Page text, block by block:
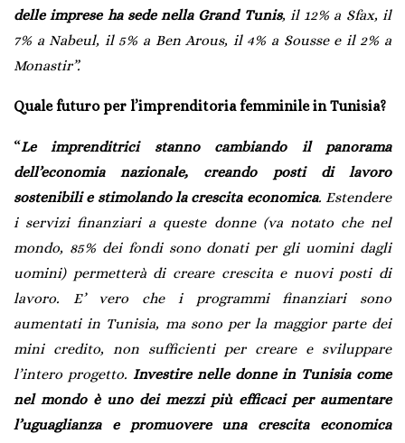
delle imprese ha sede nella Grand Tunis, il 12% a Sfax, il
7% a Nabeul, il 5% a Ben Arous, il 4% a Sousse e il 2% a
Monastir”.
Quale futuro per l’imprenditoria femminile in Tunisia?
“Le imprenditrici stanno cambiando il panorama
dell’economia nazionale, creando posti di lavoro
sostenibili e stimolando la crescita economica. Estendere
i servizi finanziari a queste donne (va notato che nel
mondo, 85% dei fondi sono donati per gli uomini dagli
uomini) permetterà di creare crescita e nuovi posti di
lavoro. E’ vero che i programmi finanziari sono
aumentati in Tunisia, ma sono per la maggior parte dei
mini credito, non sufficienti per creare e sviluppare
l’intero progetto. Investire nelle donne in Tunisia come
nel mondo è uno dei mezzi più efficaci per aumentare
l’uguaglianza e promuovere una crescita economica